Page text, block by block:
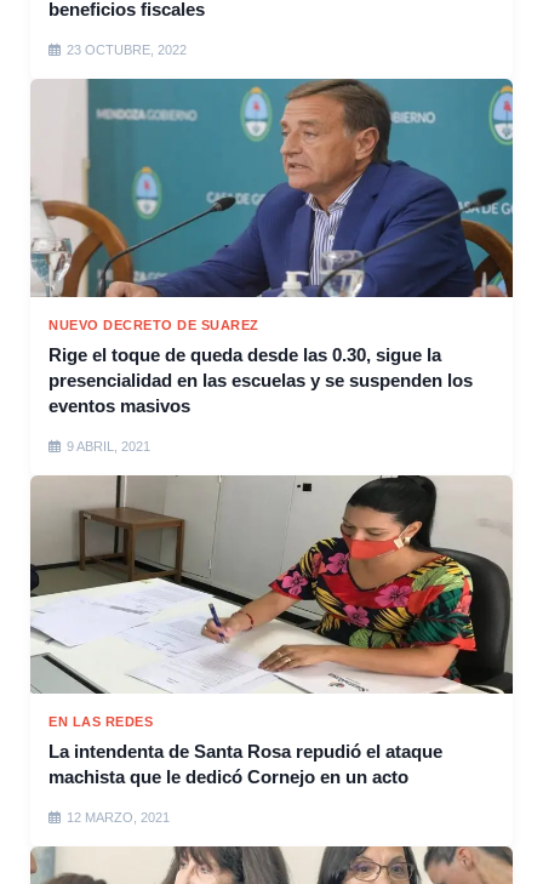
beneficios fiscales
23 OCTUBRE, 2022
NUEVO DECRETO DE SUAREZ
Rige el toque de queda desde las 0.30, sigue la
presencialidad en las escuelas y se suspenden los
eventos masivos
9 ABRIL, 2021
EN LAS REDES
La intendenta de Santa Rosa repudió el ataque
machista que le dedicó Cornejo en un acto
12 MARZO, 2021